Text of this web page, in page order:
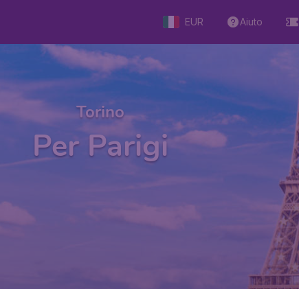
EUR Aiuto
Torino
Per Parigi